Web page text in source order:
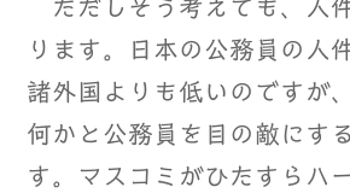
ただしそう考えても、人
ります。日本の公務員の人
諸外国よりも低いのですが
何かと公務員を目の敵にす
す。マスコミがひたすらハ